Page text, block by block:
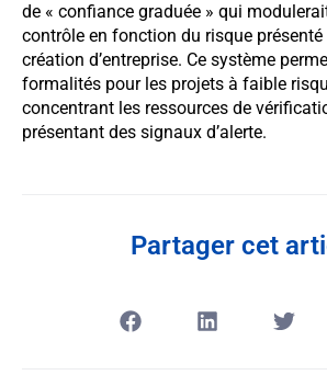
de « confiance graduée » qui
contrôle en fonction du risque
création d’entreprise. Ce système
formalités pour les projets à faible
concentrant les ressources de
présentant des signaux d’alerte.
Partager cet